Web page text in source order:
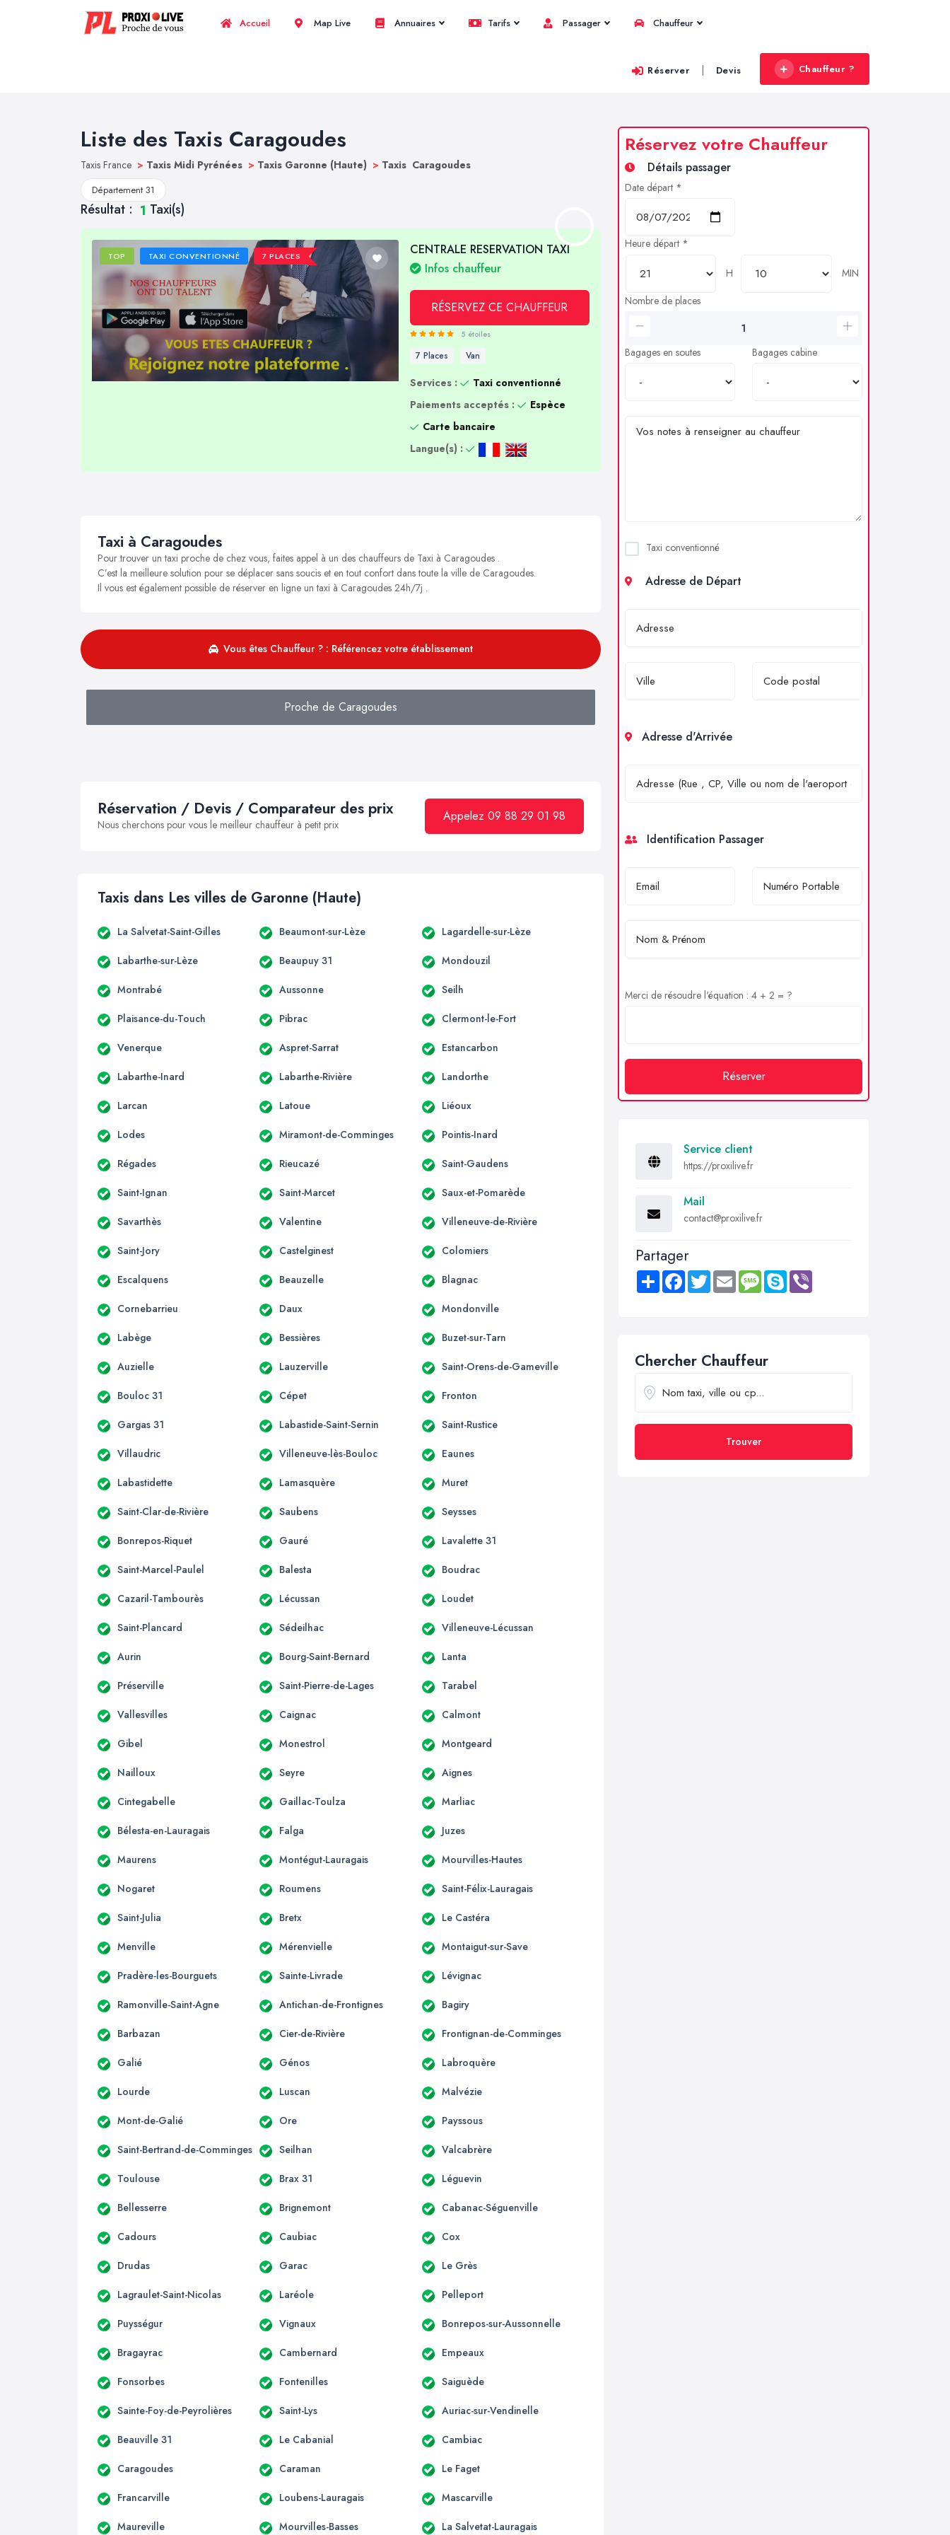
Accueil Map Live Annuaires Tarifs Passager Chauffeur
Réserver | Devis Chauffeur ?
Liste des Taxis Caragoudes
Taxis France > Taxis Midi Pyrénées > Taxis Garonne (Haute) > Taxis Caragoudes
Département 31
Résultat : 1 Taxi(s)
TOP TAXI CONVENTIONNÉ 7 PLACES
CENTRALE RESERVATION TAXI
Infos chauffeur
RÉSERVEZ CE CHAUFFEUR
5 étoiles
7 Places Van
Services :
Taxi conventionné
Paiements acceptés :
Espèce
Carte bancaire
Langue(s) :
Taxi à Caragoudes
Pour trouver un taxi proche de chez vous, faites appel à un des chauffeurs de Taxi à Caragoudes .
C’est la meilleure solution pour se déplacer sans soucis et en tout confort dans toute la ville de Caragoudes.
Il vous est également possible de réserver en ligne un taxi à Caragoudes 24h/7j .
Vous êtes Chauffeur ? : Référencez votre établissement
Proche de Caragoudes
Réservation / Devis / Comparateur des prix
Nous cherchons pour vous le meilleur chauffeur à petit prix
Appelez 09 88 29 01 98
Taxis dans Les villes de Garonne (Haute)
La Salvetat-Saint-Gilles Beaumont-sur-Lèze Lagardelle-sur-Lèze
Labarthe-sur-Lèze Beaupuy 31 Mondouzil
Montrabé Aussonne Seilh
Plaisance-du-Touch Pibrac Clermont-le-Fort
Venerque Aspret-Sarrat Estancarbon
Labarthe-Inard Labarthe-Rivière Landorthe
Larcan Latoue Liéoux
Lodes Miramont-de-Comminges Pointis-Inard
Régades Rieucazé Saint-Gaudens
Saint-Ignan Saint-Marcet Saux-et-Pomarède
Savarthès Valentine Villeneuve-de-Rivière
Saint-Jory Castelginest Colomiers
Escalquens Beauzelle Blagnac
Cornebarrieu Daux Mondonville
Labège Bessières Buzet-sur-Tarn
Auzielle Lauzerville Saint-Orens-de-Gameville
Bouloc 31 Cépet Fronton
Gargas 31 Labastide-Saint-Sernin Saint-Rustice
Villaudric Villeneuve-lès-Bouloc Eaunes
Labastidette Lamasquère Muret
Saint-Clar-de-Rivière Saubens Seysses
Bonrepos-Riquet Gauré Lavalette 31
Saint-Marcel-Paulel Balesta Boudrac
Cazaril-Tambourès Lécussan Loudet
Saint-Plancard Sédeilhac Villeneuve-Lécussan
Aurin Bourg-Saint-Bernard Lanta
Préserville Saint-Pierre-de-Lages Tarabel
Vallesvilles Caignac Calmont
Gibel Monestrol Montgeard
Nailloux Seyre Aignes
Cintegabelle Gaillac-Toulza Marliac
Bélesta-en-Lauragais Falga Juzes
Maurens Montégut-Lauragais Mourvilles-Hautes
Nogaret Roumens Saint-Félix-Lauragais
Saint-Julia Bretx Le Castéra
Menville Mérenvielle Montaigut-sur-Save
Pradère-les-Bourguets Sainte-Livrade Lévignac
Ramonville-Saint-Agne Antichan-de-Frontignes Bagiry
Barbazan Cier-de-Rivière Frontignan-de-Comminges
Galié Génos Labroquère
Lourde Luscan Malvézie
Mont-de-Galié Ore Payssous
Saint-Bertrand-de-Comminges Seilhan Valcabrère
Toulouse Brax 31 Léguevin
Bellesserre Brignemont Cabanac-Séguenville
Cadours Caubiac Cox
Drudas Garac Le Grès
Lagraulet-Saint-Nicolas Laréole Pelleport
Puysségur Vignaux Bonrepos-sur-Aussonnelle
Bragayrac Cambernard Empeaux
Fonsorbes Fontenilles Saiguède
Sainte-Foy-de-Peyrolières Saint-Lys Auriac-sur-Vendinelle
Beauville 31 Le Cabanial Cambiac
Caragoudes Caraman Le Faget
Francarville Loubens-Lauragais Mascarville
Maureville Mourvilles-Basses La Salvetat-Lauragais
Réservez votre Chauffeur
Détails passager
Date départ *
Heure départ *
H
MIN
Nombre de places
Bagages en soutes Bagages cabine
Taxi conventionné
Adresse de Départ
Adresse d'Arrivée
Identification Passager
Merci de résoudre l'équation : 4 + 2 = ?
Réserver
Service client
https://proxilive.fr
Mail
contact@proxilive.fr
Partager
Share FacebookTwitter Email MessageSkype
Chercher Chauffeur
Trouver